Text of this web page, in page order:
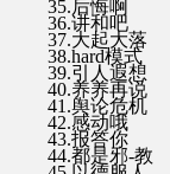
35.后悔啊
36.讲和吧
37.大起大落
38.hard模式
39.引人遐想
40.养养再说
41.舆论危机
42.感动哦
43.报答你
44.都是邪-教